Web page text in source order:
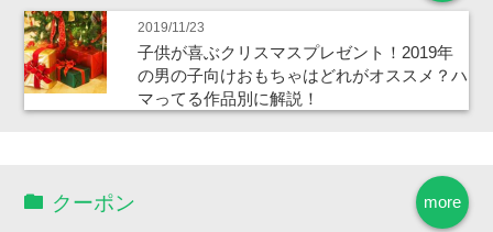
2019/11/23
子供が喜ぶクリスマスプレゼント！2019年
の男の子向けおもちゃはどれがオススメ？ハ
マってる作品別に解説！
more
クーポン